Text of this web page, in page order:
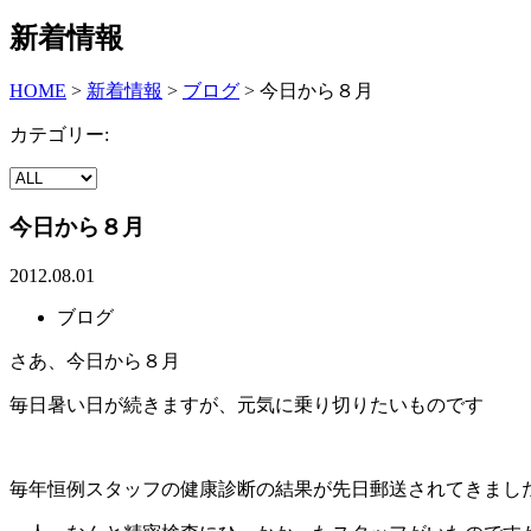
新着情報
HOME > 新着情報 > ブログ > 今日から８月
カテゴリー:
今日から８月
2012.08.01
ブログ
さあ、今日から８月
毎日暑い日が続きますが、元気に乗り切りたいものです
毎年恒例スタッフの健康診断の結果が先日郵送されてきまし